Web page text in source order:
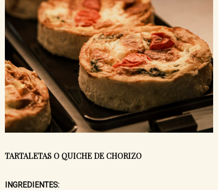
TARTALETAS O QUICHE DE CHORIZO
INGREDIENTES: